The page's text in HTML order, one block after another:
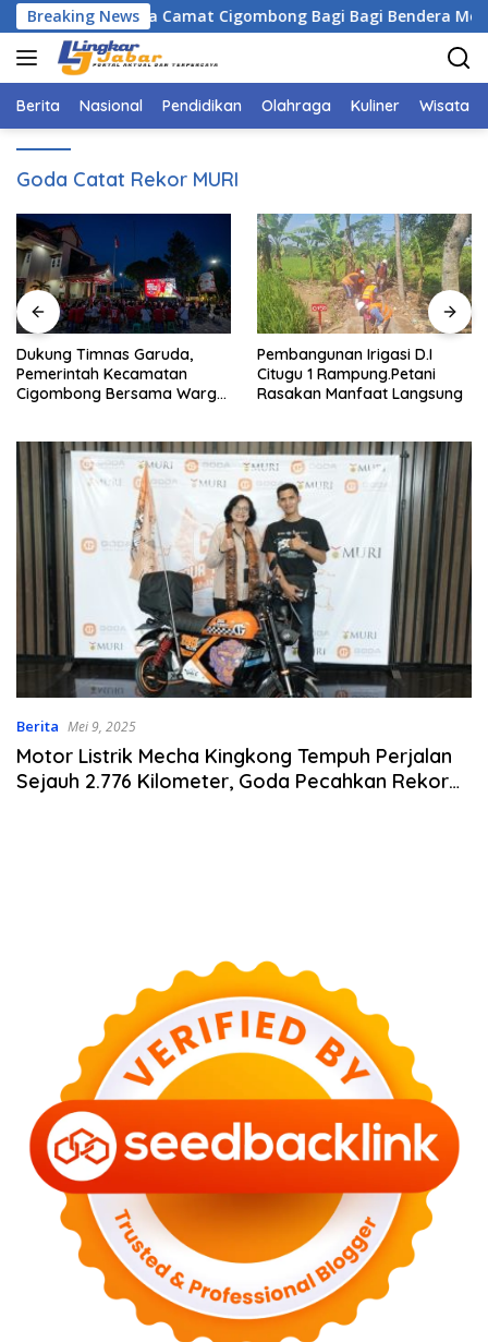
Langsung
ke
konten
Breaking News
Bersama Camat Cigombong Bagi Bagi Bendera Merah
Berita Nasional Pendidikan Olahraga Kuliner Wisata
Goda Catat Rekor MURI
Dukung Timnas Garuda,
Pemerintah Kecamatan
Cigombong Bersama Warga
Pembangunan Irigasi D.I
Citugu 1 Rampung.Petani
Rasakan Manfaat Langsung
Berita Mei 9, 2025
Motor Listrik Mecha Kingkong Tempuh Perjalan
Sejauh 2.776 Kilometer, Goda Pecahkan Rekor